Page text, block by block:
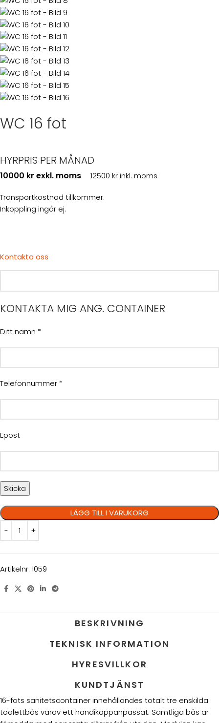
WC 16 fot
HYRPRIS PER MÅNAD
10000 kr exkl. moms 12500 kr inkl. moms
Transportkostnad tillkommer.
Inkoppling ingår ej.
Kontakta oss
KONTAKTA MIG ANG. CONTAINER
Ditt namn *
Telefonnummer *
Epost
LÄGG TILL I VARUKORG
Artikelnr: 1059
BESKRIVNING
TEKNISK INFORMATION
HYRESVILLKOR
KUNDTJÄNST
16-fots sanitetscontainer innehållandes totalt tre enskilda
toalettbås varav ett handikappanpassat. Samtliga bås är